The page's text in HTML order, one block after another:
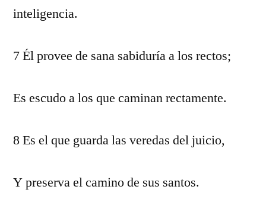
inteligencia.
7 Él provee de sana sabiduría a los rectos;
Es escudo a los que caminan rectamente.
8 Es el que guarda las veredas del juicio,
Y preserva el camino de sus santos.